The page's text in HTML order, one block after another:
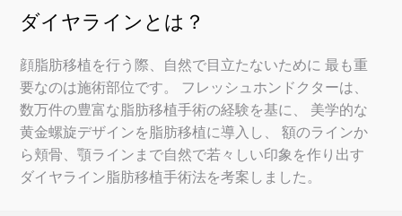
ダイヤラインとは？
顔脂肪移植を行う際、自然で目立たないために 最も重
要なのは施術部位です。
フレッシュホンドクターは、
数万件の豊富な脂肪移植手術の経験を基に、
美学的な
黄金螺旋デザインを脂肪移植に導入し、
額のラインか
ら頬骨、顎ラインまで自然で若々しい印象を作り出す
ダイヤライン脂肪移植手術法を考案しました。